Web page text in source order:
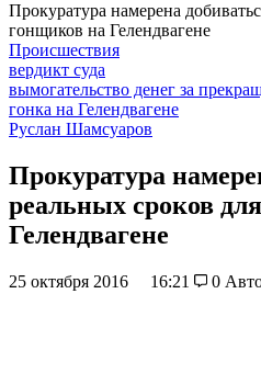
Прокуратура намерена
гонщиков на Гелендвагене
Происшествия
вердикт суда
вымогательство денег за
гонка на Гелендвагене
Руслан Шамсуаров
Прокуратура
реальных сроков
Гелендвагене
25 октября 2016 16:21 0